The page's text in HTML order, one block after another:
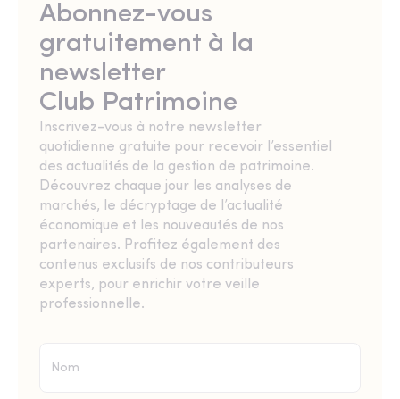
Abonnez-vous
gratuitement à la
newsletter
Club Patrimoine
Inscrivez-vous à notre newsletter
quotidienne gratuite pour recevoir l’essentiel
des actualités de la gestion de patrimoine.
Découvrez chaque jour les analyses de
marchés, le décryptage de l’actualité
économique et les nouveautés de nos
partenaires. Profitez également des
contenus exclusifs de nos contributeurs
experts, pour enrichir votre veille
professionnelle.